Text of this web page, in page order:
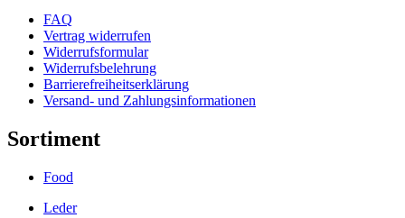
FAQ
Vertrag widerrufen
Widerrufsformular
Widerrufsbelehrung
Barrierefreiheitserklärung
Versand- und Zahlungs­informationen
Sortiment
Food
Leder